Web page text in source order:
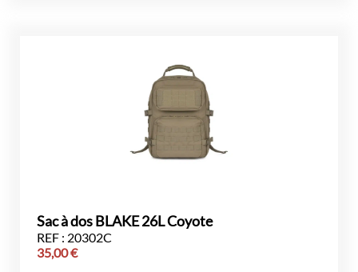
Sac à dos BLAKE 26L Coyote
REF : 20302C
35,00€